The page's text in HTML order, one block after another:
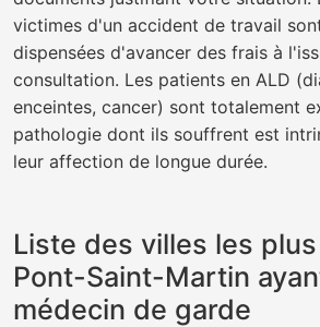
victimes d'un accident de travail
dispensées d'avancer des frais à
consultation. Les patients en ALD
enceintes, cancer) sont totalement
pathologie dont ils souffrent est
leur affection de longue durée.
Liste des villes les
Pont-Saint-Martin
médecin de garde